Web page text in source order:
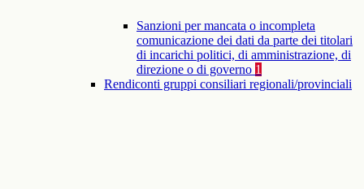
Sanzioni per mancata o incompleta
comunicazione dei dati da parte dei titolari
di incarichi politici, di amministrazione, di
direzione o di governo 1
Rendiconti gruppi consiliari regionali/provinciali